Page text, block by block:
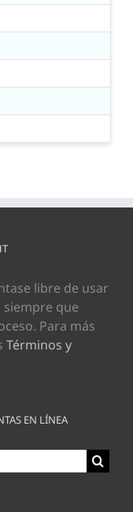
libre de usar
que
Para más
Términos y
EN LÍNEA